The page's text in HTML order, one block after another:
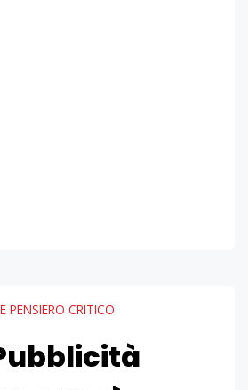
PENSIERO CRITICO